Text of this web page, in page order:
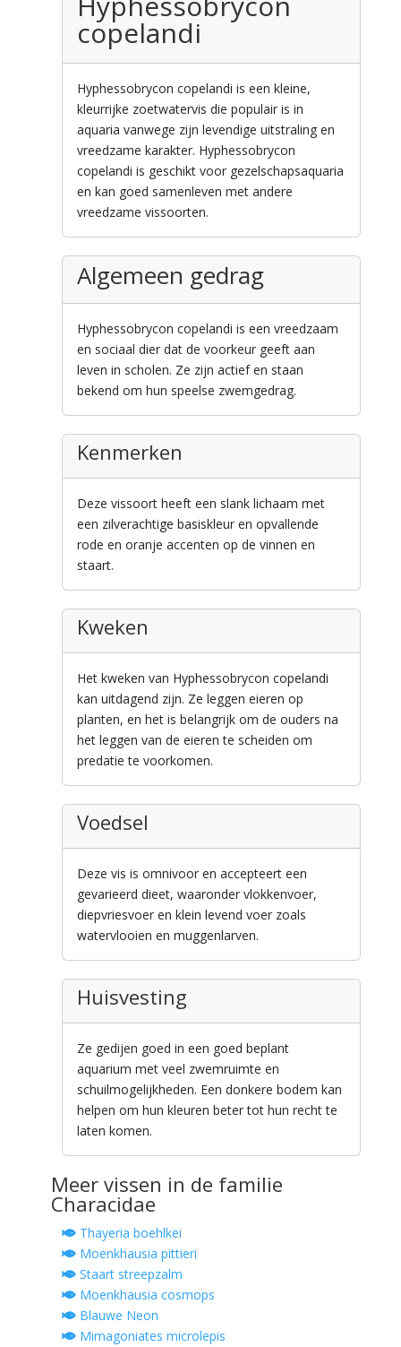
copelandi
Hyphessobrycon copelandi is een kleine,
kleurrijke zoetwatervis die populair is in
aquaria vanwege zijn levendige uitstraling en
vreedzame karakter. Hyphessobrycon
copelandi is geschikt voor gezelschapsaquaria
en kan goed samenleven met andere
vreedzame vissoorten.
Algemeen gedrag
Hyphessobrycon copelandi is een vreedzaam
en sociaal dier dat de voorkeur geeft aan
leven in scholen. Ze zijn actief en staan
bekend om hun speelse zwemgedrag.
Kenmerken
Deze vissoort heeft een slank lichaam met
een zilverachtige basiskleur en opvallende
rode en oranje accenten op de vinnen en
staart.
Kweken
Het kweken van Hyphessobrycon copelandi
kan uitdagend zijn. Ze leggen eieren op
planten, en het is belangrijk om de ouders na
het leggen van de eieren te scheiden om
predatie te voorkomen.
Voedsel
Deze vis is omnivoor en accepteert een
gevarieerd dieet, waaronder vlokkenvoer,
diepvriesvoer en klein levend voer zoals
watervlooien en muggenlarven.
Huisvesting
Ze gedijen goed in een goed beplant
aquarium met veel zwemruimte en
schuilmogelijkheden. Een donkere bodem kan
helpen om hun kleuren beter tot hun recht te
laten komen.
Meer vissen in de familie
Characidae
Thayeria boehlkei
Moenkhausia pittieri
Staart streepzalm
Moenkhausia cosmops
Blauwe Neon
Mimagoniates microlepis